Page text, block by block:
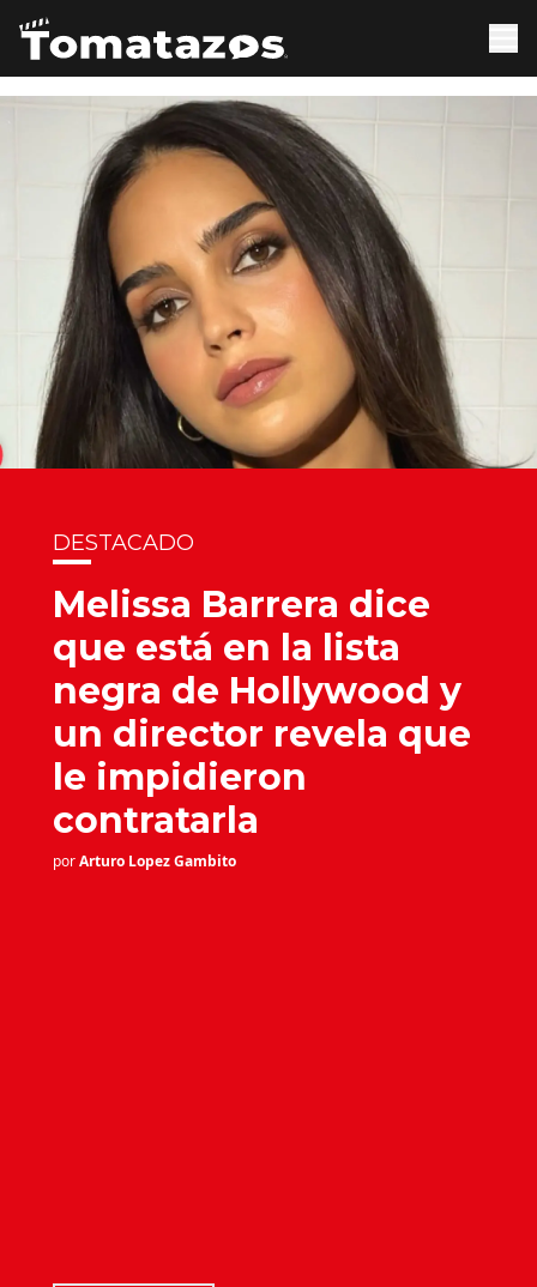
DESTACADO
Melissa Barrera dice
que está en la lista
negra de Hollywood y
un director revela que
le impidieron
contratarla
porArturo Lopez Gambito